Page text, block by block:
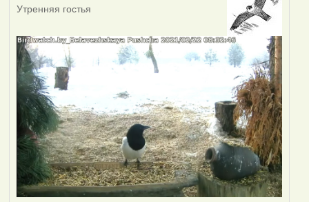
Утренняя гостья